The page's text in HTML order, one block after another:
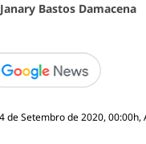
Janary Bastos Damacena
de Setembro de 2020,